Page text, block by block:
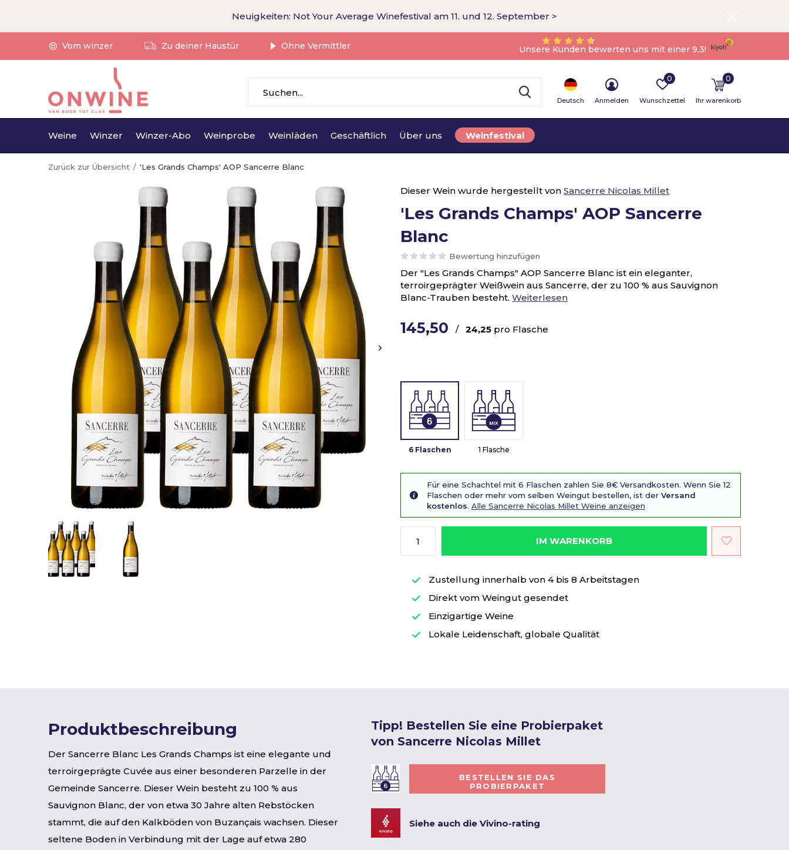
Weine Winzer Winzer-Abo Weinprobe Weinläden Geschäftlich Über uns Weinfestival
Deutsch Anmelden Wunschzettel
0
Ihr warenkorb
0
Vom winzer Zu deiner Haustür Ohne Vermittler Unsere Kunden bewerten uns mit einer 9,3!
Neuigkeiten: Not Your Average Winefestival am 11. und 12. September >
Zurück zur Übersicht 'Les Grands Champs' AOP Sancerre Blanc
Dieser Wein wurde hergestellt von Sancerre Nicolas Millet
'Les Grands Champs' AOP Sancerre
Blanc
Bewertung hinzufügen
Der "Les Grands Champs" AOP Sancerre Blanc ist ein eleganter,
terroirgeprägter Weißwein aus Sancerre, der zu 100 % aus Sauvignon
Blanc-Trauben besteht. Weiterlesen
145,50 / 24,25 pro Flasche
6 Flaschen 1 Flasche
Für eine Schachtel mit 6 Flaschen zahlen Sie 8€ Versandkosten. Wenn Sie 12
Flaschen oder mehr vom selben Weingut bestellen, ist der Versand
kostenlos. Alle Sancerre Nicolas Millet Weine anzeigen
IM WARENKORB
Zustellung innerhalb von 4 bis 8 Arbeitstagen
Direkt vom Weingut gesendet
Einzigartige Weine
Lokale Leidenschaft, globale Qualität
Produktbeschreibung
Der Sancerre Blanc Les Grands Champs ist eine elegante und
terroirgeprägte Cuvée aus einer besonderen Parzelle in der
Gemeinde Sancerre. Dieser Wein besteht zu 100 % aus
Sauvignon Blanc, der von etwa 30 Jahre alten Rebstöcken
stammt, die auf den Kalkböden von Buzançais wachsen. Dieser
seltene Boden in Verbindung mit der Lage auf etwa 280
Tipp! Bestellen Sie eine Probierpaket
von Sancerre Nicolas Millet
BESTELLEN SIE DAS
PROBIERPAKET
Siehe auch die Vivino-rating